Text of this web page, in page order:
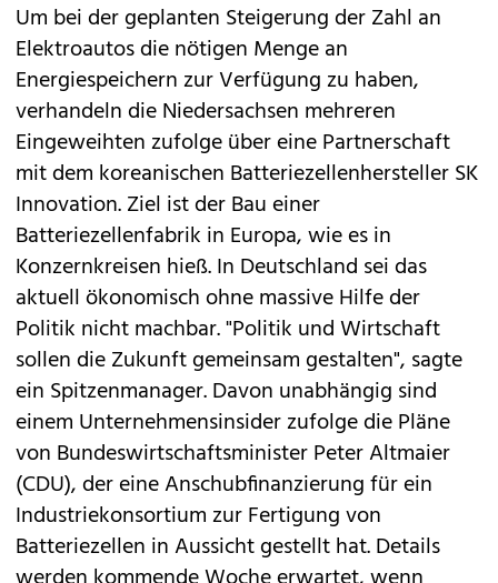
Um bei der geplanten Steigerung der Zahl an
Elektroautos die nötigen Menge an
Energiespeichern zur Verfügung zu haben,
verhandeln die Niedersachsen mehreren
Eingeweihten zufolge über eine Partnerschaft
mit dem koreanischen Batteriezellenhersteller SK
Innovation. Ziel ist der Bau einer
Batteriezellenfabrik in Europa, wie es in
Konzernkreisen hieß. In Deutschland sei das
aktuell ökonomisch ohne massive Hilfe der
Politik nicht machbar. "Politik und Wirtschaft
sollen die Zukunft gemeinsam gestalten", sagte
ein Spitzenmanager. Davon unabhängig sind
einem Unternehmensinsider zufolge die Pläne
von Bundeswirtschaftsminister Peter Altmaier
(CDU), der eine Anschubfinanzierung für ein
Industriekonsortium zur Fertigung von
Batteriezellen in Aussicht gestellt hat. Details